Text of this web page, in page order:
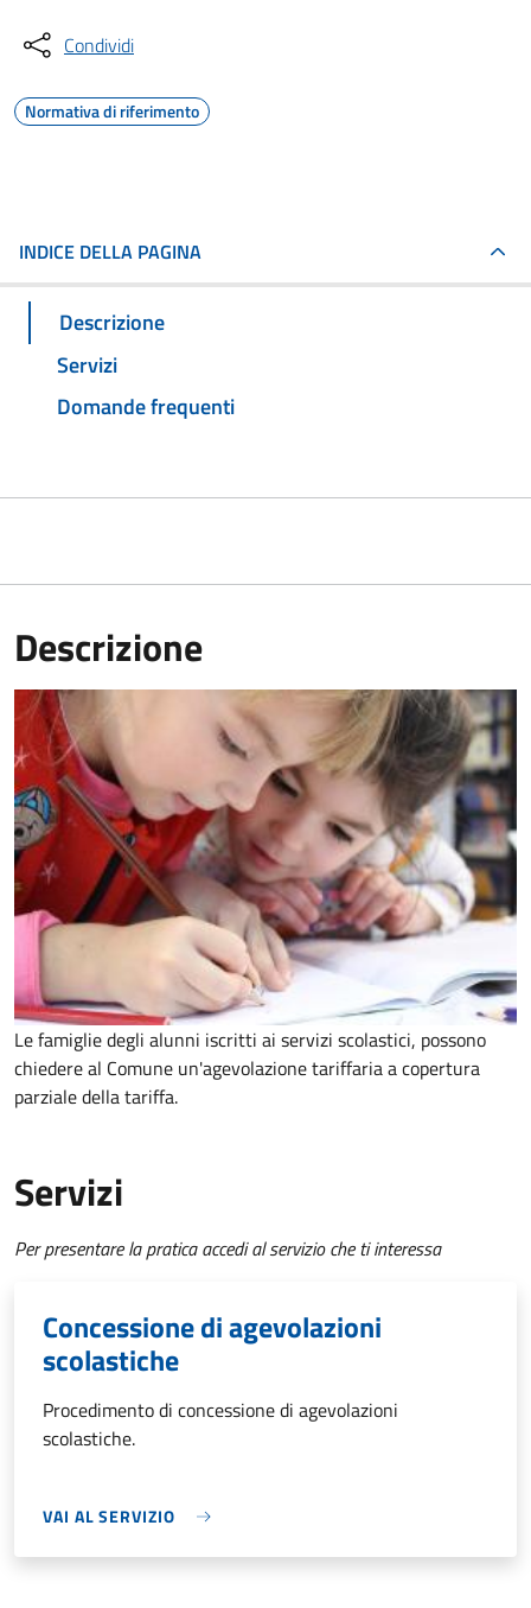
Condividi
Normativa di riferimento
INDICE DELLA PAGINA
Descrizione
Servizi
Domande frequenti
Descrizione
Le famiglie degli alunni iscritti ai servizi scolastici, possono
chiedere al Comune un'agevolazione tariffaria a copertura
parziale della tariffa.
Servizi
Per presentare la pratica accedi al servizio che ti interessa
Concessione di agevolazioni
scolastiche
Procedimento di concessione di agevolazioni
scolastiche.
VAI AL SERVIZIO